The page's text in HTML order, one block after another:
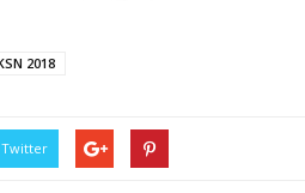
2018
Twitter